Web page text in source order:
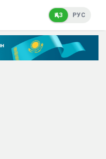
ҚАЗ РУС